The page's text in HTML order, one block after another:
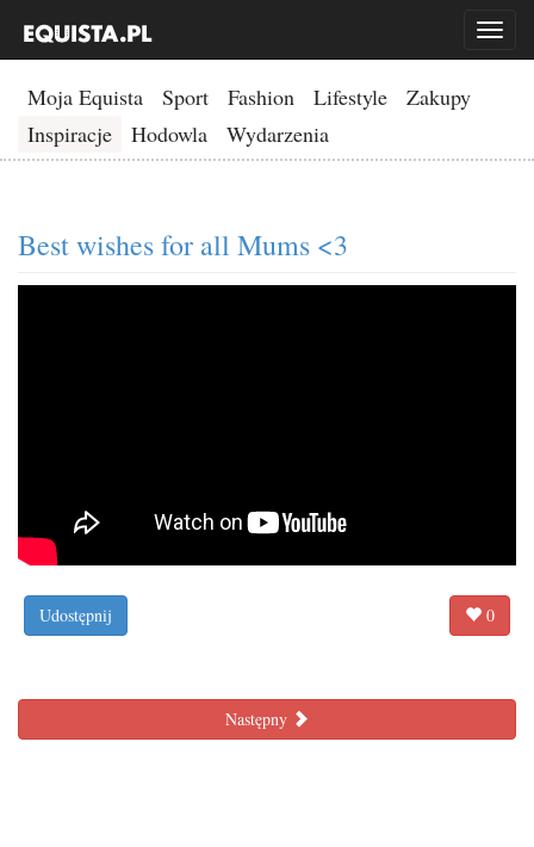
Toggle
Moja Equista Sport Fashion Lifestyle
Zakupy
Inspiracje
Hodowla Wydarzenia
Best wishes for all Mums <3
Udostępnij 0
Następny